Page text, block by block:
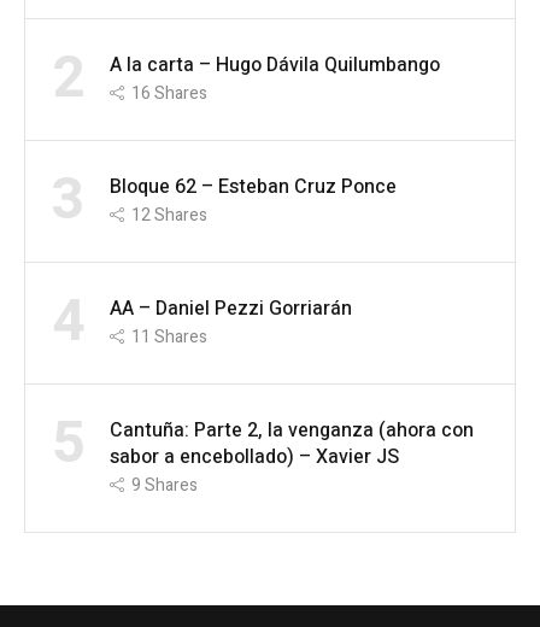
2 A la carta – Hugo Dávila Quilumbango
16Shares
3 Bloque 62 – Esteban Cruz Ponce
12Shares
4 AA – Daniel Pezzi Gorriarán
11 Shares
5
Cantuña: Parte 2, la venganza (ahora con
sabor a encebollado) – Xavier JS
9Shares